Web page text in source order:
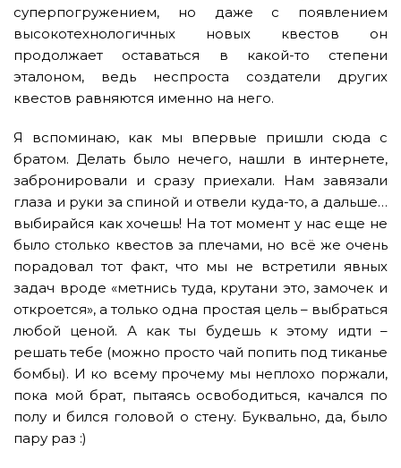
суперпогружением, но даже с появлением
высокотехнологичных новых квестов он
продолжает оставаться в какой-то степени
эталоном, ведь неспроста создатели других
квестов равняются именно на него.
Я вспоминаю, как мы впервые пришли сюда с
братом. Делать было нечего, нашли в интернете,
забронировали и сразу приехали. Нам завязали
глаза и руки за спиной и отвели куда-то, а дальше…
выбирайся как хочешь! На тот момент у нас еще не
было столько квестов за плечами, но всё же очень
порадовал тот факт, что мы не встретили явных
задач вроде «метнись туда, крутани это, замочек и
откроется», а только одна простая цель – выбраться
любой ценой. А как ты будешь к этому идти –
решать тебе (можно просто чай попить под тиканье
бомбы). И ко всему прочему мы неплохо поржали,
пока мой брат, пытаясь освободиться, качался по
полу и бился головой о стену. Буквально, да, было
пару раз :)